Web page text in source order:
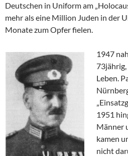
Deutschen in Uniform am
mehr als eine Million Juden in der
Monate zum Opfer fielen.
1947
Leben.
1951
Männer
kamen
nicht